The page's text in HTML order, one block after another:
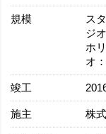
規模
ス
ジ
ホ
オ
竣工
施主 株